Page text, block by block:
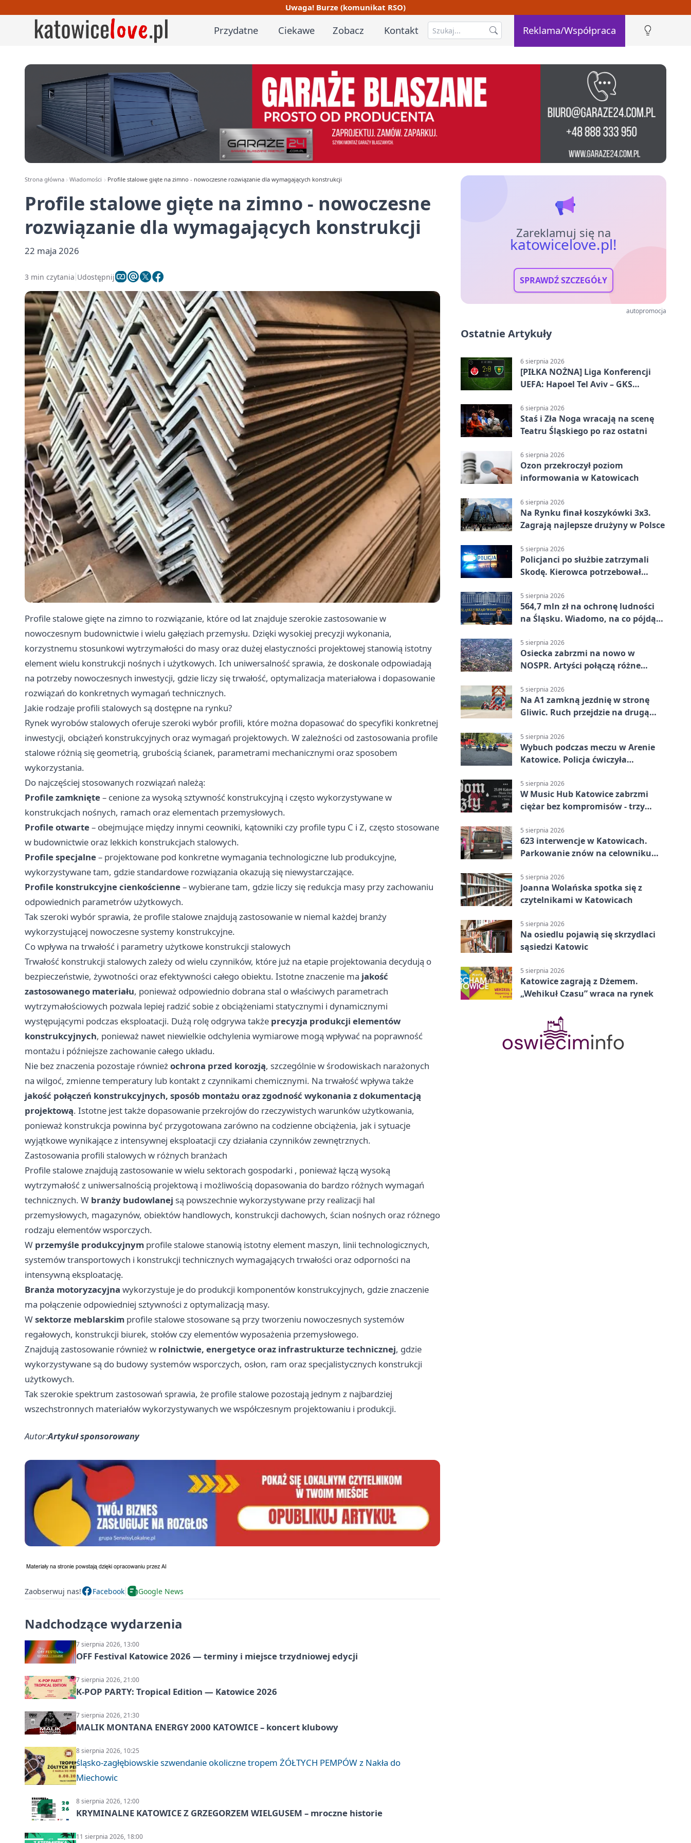
Uwaga! Burze (komunikat RSO)
Przydatne Ciekawe Zobacz Kontakt Reklama/Współpraca
Strona główna Wiadomości Profile stalowe gięte na zimno - nowoczesne rozwiązanie dla wymagających konstrukcji
Profile stalowe gięte na zimno - nowoczesne
rozwiązanie dla wymagających konstrukcji
22 maja 2026
3 min czytania Udostępnij
Profile stalowe gięte na zimno to rozwiązanie, które od lat znajduje szerokie zastosowanie w
nowoczesnym budownictwie i wielu gałęziach przemysłu. Dzięki wysokiej precyzji wykonania,
korzystnemu stosunkowi wytrzymałości do masy oraz dużej elastyczności projektowej stanowią istotny
element wielu konstrukcji nośnych i użytkowych. Ich uniwersalność sprawia, że doskonale odpowiadają
na potrzeby nowoczesnych inwestycji, gdzie liczy się trwałość, optymalizacja materiałowa i dopasowanie
rozwiązań do konkretnych wymagań technicznych.
Jakie rodzaje profili stalowych są dostępne na rynku?
Rynek wyrobów stalowych oferuje szeroki wybór profili, które można dopasować do specyfiki konkretnej
inwestycji, obciążeń konstrukcyjnych oraz wymagań projektowych. W zależności od zastosowania profile
stalowe różnią się geometrią, grubością ścianek, parametrami mechanicznymi oraz sposobem
wykorzystania.
Do najczęściej stosowanych rozwiązań należą:
Profile zamknięte– cenione za wysoką sztywność konstrukcyjną i często wykorzystywane w
konstrukcjach nośnych, ramach oraz elementach przemysłowych.
Profile otwarte– obejmujące między innymi ceowniki, kątowniki czy profile typu C i Z, często stosowane
w budownictwie oraz lekkich konstrukcjach stalowych.
Profile specjalne– projektowane pod konkretne wymagania technologiczne lub produkcyjne,
wykorzystywane tam, gdzie standardowe rozwiązania okazują się niewystarczające.
Profile konstrukcyjne cienkościenne– wybierane tam, gdzie liczy się redukcja masy przy zachowaniu
odpowiednich parametrów użytkowych.
Tak szeroki wybór sprawia, że profile stalowe znajdują zastosowanie w niemal każdej branży
wykorzystującej nowoczesne systemy konstrukcyjne.
Co wpływa na trwałość i parametry użytkowe konstrukcji stalowych
Trwałość konstrukcji stalowych zależy od wielu czynników, które już na etapie projektowania decydują o
bezpieczeństwie, żywotności oraz efektywności całego obiektu. Istotne znaczenie ma jakość
zastosowanego materiału, ponieważ odpowiednio dobrana stal o właściwych parametrach
wytrzymałościowych pozwala lepiej radzić sobie z obciążeniami statycznymi i dynamicznymi
występującymi podczas eksploatacji. Dużą rolę odgrywa także precyzja produkcji elementów
konstrukcyjnych, ponieważ nawet niewielkie odchylenia wymiarowe mogą wpływać na poprawność
montażu i późniejsze zachowanie całego układu.
Nie bez znaczenia pozostaje równieżochrona przed korozją, szczególnie w środowiskach narażonych
na wilgoć, zmienne temperatury lub kontakt z czynnikami chemicznymi. Na trwałość wpływa także
jakość połączeń konstrukcyjnych, sposób montażu oraz zgodność wykonania z dokumentacją
projektową. Istotne jest także dopasowanie przekrojów do rzeczywistych warunków użytkowania,
ponieważ konstrukcja powinna być przygotowana zarówno na codzienne obciążenia, jak i sytuacje
wyjątkowe wynikające z intensywnej eksploatacji czy działania czynników zewnętrznych.
Zastosowania profili stalowych w różnych branżach
Profile stalowe znajdują zastosowanie w wielu sektorach gospodarki , ponieważ łączą wysoką
wytrzymałość z uniwersalnością projektową i możliwością dopasowania do bardzo różnych wymagań
technicznych. W branży budowlanej są powszechnie wykorzystywane przy realizacji hal
przemysłowych, magazynów, obiektów handlowych, konstrukcji dachowych, ścian nośnych oraz różnego
rodzaju elementów wsporczych.
W przemyśle produkcyjnym profile stalowe stanowią istotny element maszyn, linii technologicznych,
systemów transportowych i konstrukcji technicznych wymagających trwałości oraz odporności na
intensywną eksploatację.
Branża motoryzacyjna wykorzystuje je do produkcji komponentów konstrukcyjnych, gdzie znaczenie
ma połączenie odpowiedniej sztywności z optymalizacją masy.
Wsektorze meblarskim profile stalowe stosowane są przy tworzeniu nowoczesnych systemów
regałowych, konstrukcji biurek, stołów czy elementów wyposażenia przemysłowego.
Znajdują zastosowanie również w rolnictwie, energetyce oraz infrastrukturze technicznej, gdzie
wykorzystywane są do budowy systemów wsporczych, osłon, ram oraz specjalistycznych konstrukcji
użytkowych.
Tak szerokie spektrum zastosowań sprawia, że profile stalowe pozostają jednym z najbardziej
wszechstronnych materiałów wykorzystywanych we współczesnym projektowaniu i produkcji.
Autor:Artykuł sponsorowany
Zaobserwuj nas! Facebook Google News
Nadchodzące wydarzenia
7 sierpnia 2026, 13:00
OFF Festival Katowice 2026 — terminy i miejsce trzydniowej edycji
7 sierpnia 2026, 21:00
K-POP PARTY: Tropical Edition — Katowice 2026
7 sierpnia 2026, 21:30
MALIK MONTANA ENERGY 2000 KATOWICE – koncert klubowy
8 sierpnia 2026, 10:25
śląsko-zagłębiowskie szwendanie okoliczne tropem ŻÓŁTYCH PEMPÓW z Nakła do
Miechowic
8 sierpnia 2026, 12:00
KRYMINALNE KATOWICE Z GRZEGORZEM WIELGUSEM – mroczne historie
11 sierpnia 2026, 18:00
Zareklamuj się na
katowicelove.pl!
SPRAWDŹ SZCZEGÓŁY
autopromocja
Ostatnie Artykuły
6 sierpnia 2026
[PIŁKA NOŻNA] Liga Konferencji
UEFA: Hapoel Tel Aviv – GKS
rundy kwalifikacyjnej
6 sierpnia 2026
Staś i Zła Noga wracają na scenę
Teatru Śląskiego po raz ostatni
6 sierpnia 2026
Ozon przekroczył poziom
informowania w Katowicach
6 sierpnia 2026
Na Rynku finał koszykówki 3x3.
Zagrają najlepsze drużyny w Polsce
5 sierpnia 2026
Policjanci po służbie zatrzymali
Skodę. Kierowca potrzebował
5 sierpnia 2026
564,7 mln zł na ochronę ludności
na Śląsku. Wiadomo, na co pójdą
5 sierpnia 2026
Osiecka zabrzmi na nowo w
NOSPR. Artyści połączą różne
5 sierpnia 2026
Na A1 zamkną jezdnię w stronę
Gliwic. Ruch przejdzie na drugą
5 sierpnia 2026
Wybuch podczas meczu w Arenie
Katowice. Policja ćwiczyła
5 sierpnia 2026
W Music Hub Katowice zabrzmi
ciężar bez kompromisów - trzy
5 sierpnia 2026
623 interwencje w Katowicach.
Parkowanie znów na celowniku
5 sierpnia 2026
Joanna Wolańska spotka się z
czytelnikami w Katowicach
5 sierpnia 2026
Na osiedlu pojawią się skrzydlaci
sąsiedzi Katowic
5 sierpnia 2026
Katowice zagrają z Dżemem.
„Wehikuł Czasu” wraca na rynek